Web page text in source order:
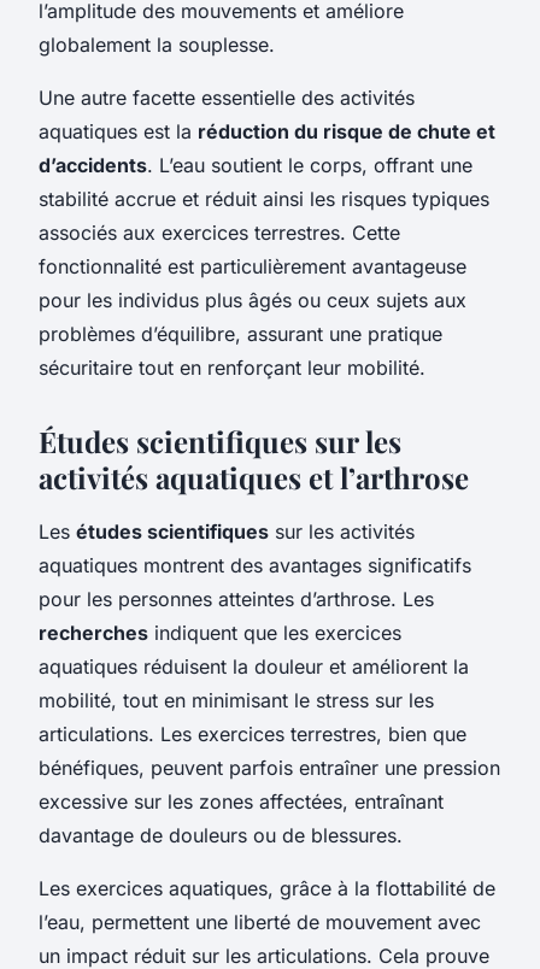
l’amplitude des mouvements et améliore
globalement la souplesse.
Une autre facette essentielle des activités
aquatiques est la réduction du risque de chute et
d’accidents. L’eau soutient le corps, offrant une
stabilité accrue et réduit ainsi les risques typiques
associés aux exercices terrestres. Cette
fonctionnalité est particulièrement avantageuse
pour les individus plus âgés ou ceux sujets aux
problèmes d’équilibre, assurant une pratique
sécuritaire tout en renforçant leur mobilité.
Études scientifiques sur les
activités aquatiques et l’arthrose
Les études scientifiques sur les activités
aquatiques montrent des avantages significatifs
pour les personnes atteintes d’arthrose. Les
recherches indiquent que les exercices
aquatiques réduisent la douleur et améliorent la
mobilité, tout en minimisant le stress sur les
articulations. Les exercices terrestres, bien que
bénéfiques, peuvent parfois entraîner une pression
excessive sur les zones affectées, entraînant
davantage de douleurs ou de blessures.
Les exercices aquatiques, grâce à la flottabilité de
l’eau, permettent une liberté de mouvement avec
un impact réduit sur les articulations. Cela prouve